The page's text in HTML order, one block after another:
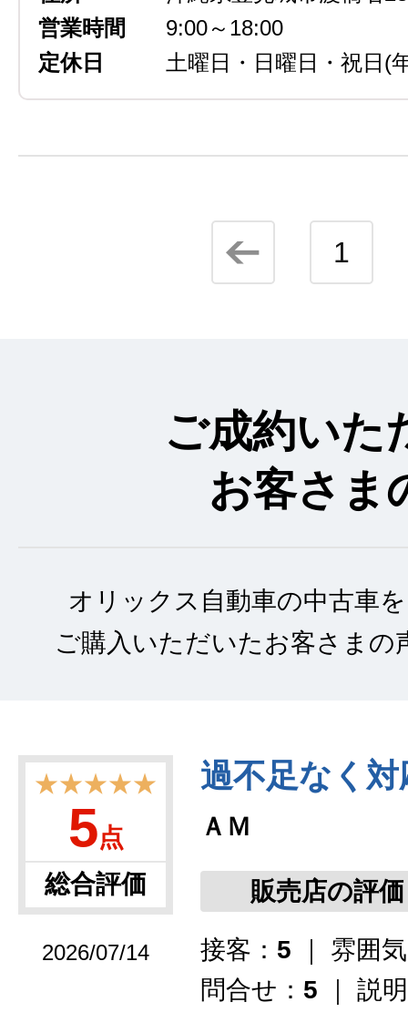
営業時間
9:00～18:00
定休日
土曜日・日曜日・祝日 (
1
ご成約いた
お客さま
オリックス自動車の中古車
ご購入いただいたお客さまの
★★★★★
5点
総合評価
2026/07/14
過不足なく
ＡＭ
販売店の評価
接客： 5 ｜ 雰囲
問合せ： 5 ｜ 説